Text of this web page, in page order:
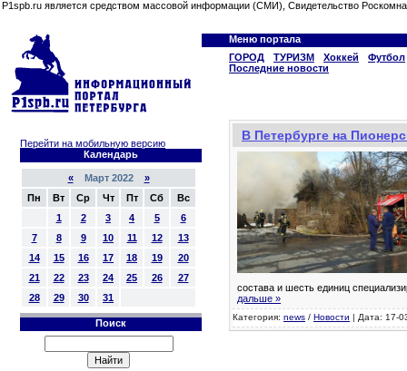
P1spb.ru является средством массовой информации (СМИ), Свидетельство
Меню портала
ГОРОД
ТУРИЗМ Хоккей
Футбол
Последние новости
Перейти на мобильную версию
Календарь
«Март 2022 »
Пн
Вт Ср Чт Пт Сб
Вс
1
2 3 4 5
6
7
8 9 10 11 12
13
14
15 16 17 18 19
20
21
22 23 24 25 26
27
28
29 30 31
Поиск
В Петербурге на
состава и шесть единиц
дальше »
Категория: news / Новости | Дата: 17-